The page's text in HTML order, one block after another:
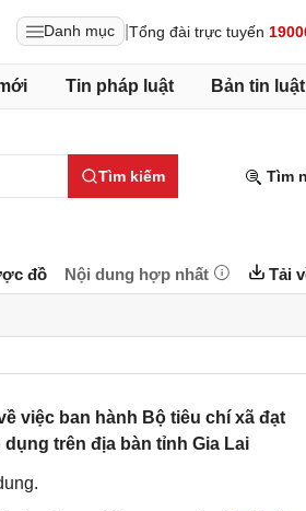
Danh mục Tổng đài trực tuyến
Tin pháp luật Bản tin luật
Tìm kiếm Tìm
đồ Nội dung hợp nhất Tải
việc ban hành Bộ tiêu chí xã đạt
trên địa bàn​ tỉnh Gia Lai